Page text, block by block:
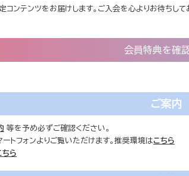
ンテンツをお届けします。ご入会を心よりお待ちして
会員特典を確
ご案内
等を予め必ずご確認ください。
ートフォンよりご覧いただけます。推奨環境はこちら
ちら